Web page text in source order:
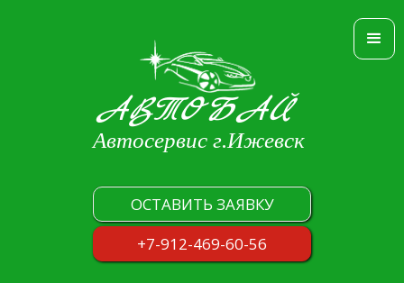
АВТОБАЙ
Автосервис г.Ижевск
ОСТАВИТЬ ЗАЯВКУ
+7-912-469-60-56